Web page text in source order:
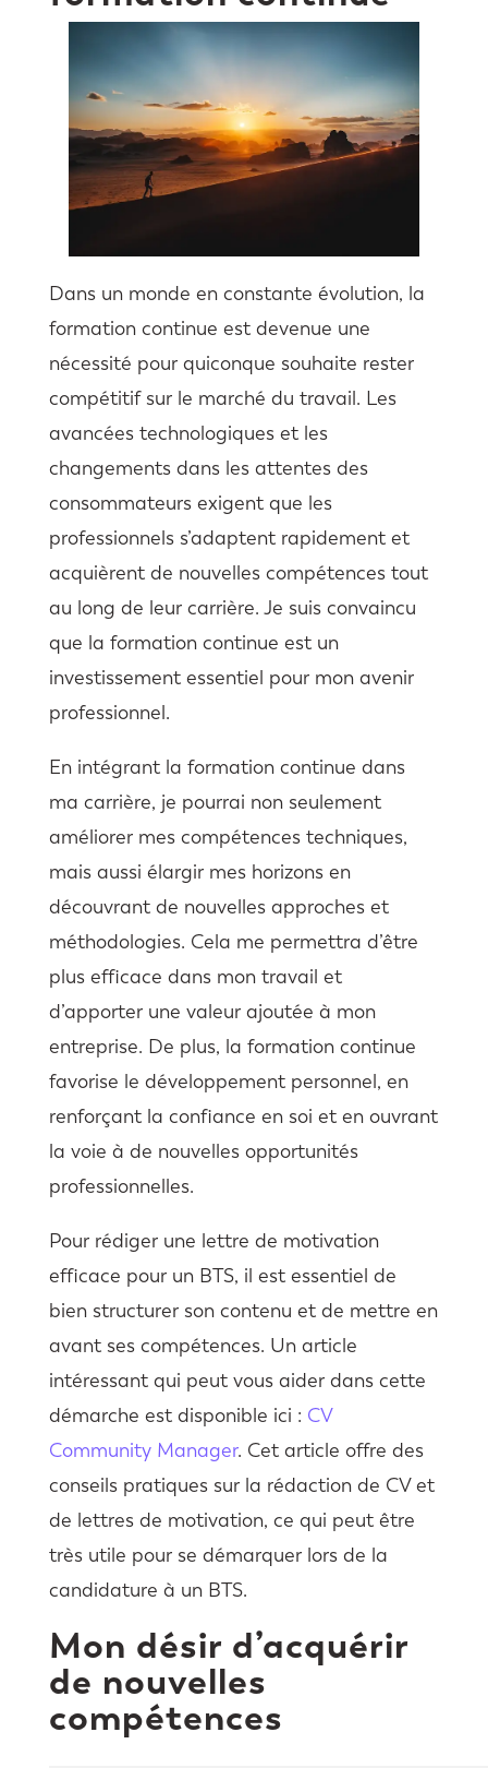
Dans un monde en constante évolution, la
formation continue est devenue une
nécessité pour quiconque souhaite rester
compétitif sur le marché du travail. Les
avancées technologiques et les
changements dans les attentes des
consommateurs exigent que les
professionnels s’adaptent rapidement et
acquièrent de nouvelles compétences tout
au long de leur carrière. Je suis convaincu
que la formation continue est un
investissement essentiel pour mon avenir
professionnel.
En intégrant la formation continue dans
ma carrière, je pourrai non seulement
améliorer mes compétences techniques,
mais aussi élargir mes horizons en
découvrant de nouvelles approches et
méthodologies. Cela me permettra d’être
plus efficace dans mon travail et
d’apporter une valeur ajoutée à mon
entreprise. De plus, la formation continue
favorise le développement personnel, en
renforçant la confiance en soi et en ouvrant
la voie à de nouvelles opportunités
professionnelles.
Pour rédiger une lettre de motivation
efficace pour un BTS, il est essentiel de
bien structurer son contenu et de mettre en
avant ses compétences. Un article
intéressant qui peut vous aider dans cette
démarche est disponible ici : CV
Community Manager. Cet article offre des
conseils pratiques sur la rédaction de CV et
de lettres de motivation, ce qui peut être
très utile pour se démarquer lors de la
candidature à un BTS.
Mon désir d’acquérir
de nouvelles
compétences